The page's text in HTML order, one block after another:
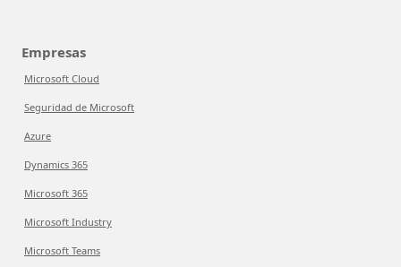
Empresas
Microsoft Cloud
Seguridad de Microsoft
Azure
Dynamics 365
Microsoft 365
Microsoft Industry
Microsoft Teams